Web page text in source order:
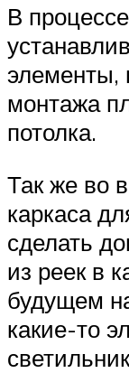
В
элементы,
монтажа
потолка.
Так же во
каркаса
сделать
из реек в
будущем
какие-то